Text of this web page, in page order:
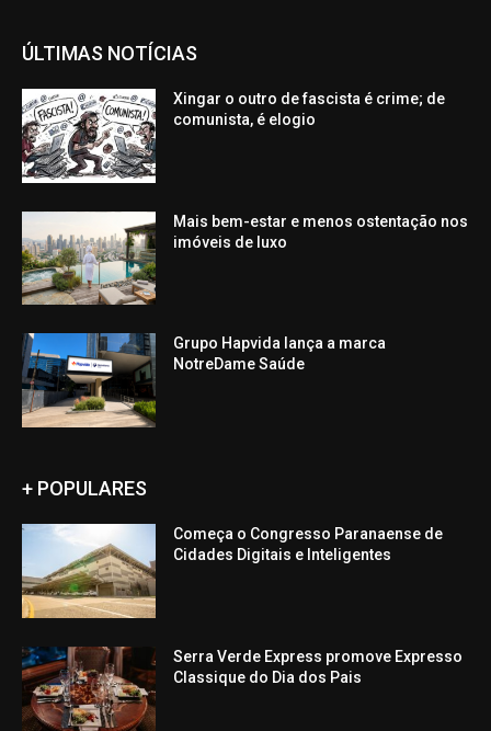
ÚLTIMAS NOTÍCIAS
Xingar o outro de fascista é crime; de
comunista, é elogio
Mais bem-estar e menos ostentação nos
imóveis de luxo
Grupo Hapvida lança a marca
NotreDame Saúde
+ POPULARES
Começa o Congresso Paranaense de
Cidades Digitais e Inteligentes
Serra Verde Express promove Expresso
Classique do Dia dos Pais